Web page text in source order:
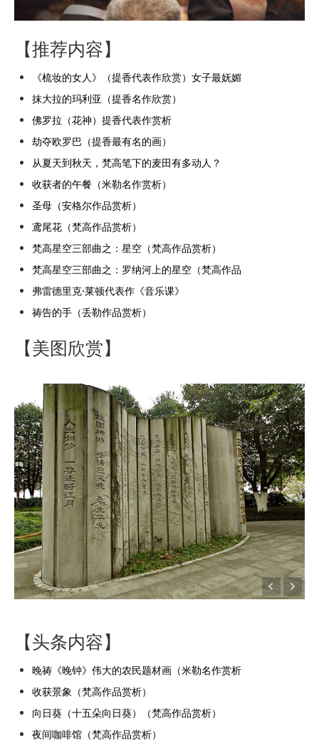
【推荐内容】
《梳妆的女人》（提香代表作欣赏）女子最妩媚
抹大拉的玛利亚（提香名作欣赏）
佛罗拉（花神）提香代表作赏析
劫夺欧罗巴（提香最有名的画）
从夏天到秋天，梵高笔下的麦田有多动人？
收获者的午餐（米勒名作赏析）
圣母（安格尔作品赏析）
鸢尾花（梵高作品赏析）
梵高星空三部曲之：星空（梵高作品赏析）
梵高星空三部曲之：罗纳河上的星空（梵高作品
弗雷德里克·莱顿代表作《音乐课》
祷告的手（丢勒作品赏析）
【美图欣赏】
【头条内容】
晚祷《晚钟》伟大的农民题材画（米勒名作赏析
收获景象（梵高作品赏析）
向日葵（十五朵向日葵）（梵高作品赏析）
夜间咖啡馆（梵高作品赏析）